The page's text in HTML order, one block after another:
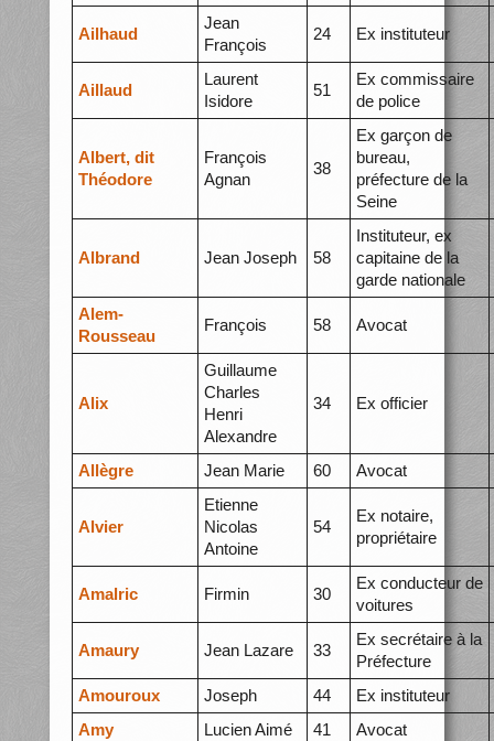
Ailhaud
Jean
François
24 Ex instituteur
Aillaud
Laurent
Isidore
51
Ex commissaire
de police
Albert, dit
Théodore
François
Agnan
38
Ex garçon de
bureau,
préfecture de la
Seine
Albrand Jean Joseph 58
Instituteur, ex
capitaine de la
garde nationale
Alem-
Rousseau
François 58 Avocat
Alix
Guillaume
Charles
Henri
Alexandre
34 Ex officier
Allègre Jean Marie 60 Avocat
Alvier
Etienne
Nicolas
Antoine
54
Ex notaire,
propriétaire
Amalric Firmin 30
Ex conducteur de
voitures
Amaury Jean Lazare 33
Ex secrétaire à la
Préfecture
Amouroux
Joseph 44
Ex instituteur
Amy
Lucien Aimé 41 Avocat